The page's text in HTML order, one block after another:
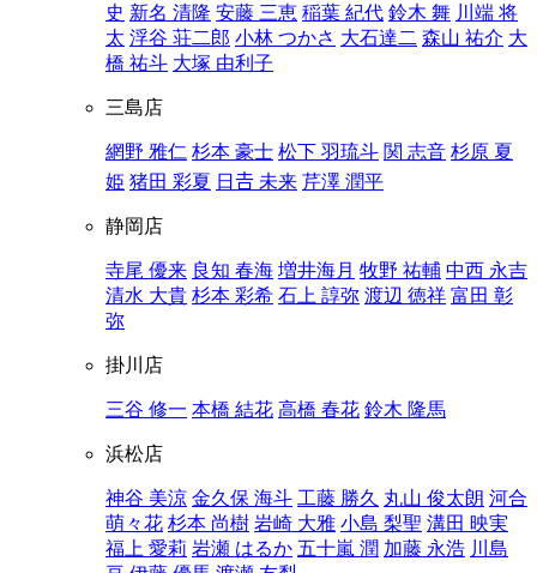
史 新名 清隆 安藤 三恵 稲葉 紀代 鈴木 舞 川端 将
太 浮谷 荘二郎 小林 つかさ 大石達二 森山 祐介 大
橋 祐斗 大塚 由利子
三島店
網野 雅仁 杉本 豪士 松下 羽琉斗 関 志音 杉原 夏
姫 猪田 彩夏 日𠮷 未来 芹澤 潤平
静岡店
寺尾 優来 良知 春海 増井海月 牧野 祐輔 中西 永吉
清水 大貴 杉本 彩希 石上 諄弥 渡辺 徳祥 富田 彰
弥
掛川店
三谷 修一 本橋 結花 高橋 春花 鈴木 隆馬
浜松店
神谷 美涼 金久保 海斗 工藤 勝久 丸山 俊太朗 河合
萌々花 杉本 尚樹 岩崎 大雅 小島 梨聖 溝田 映実
福上 愛莉 岩瀬 はるか 五十嵐 潤 加藤 永浩 川島